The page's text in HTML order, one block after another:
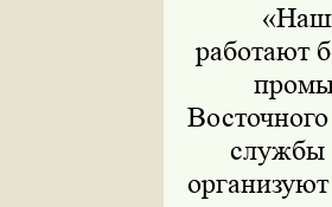
работают
службы